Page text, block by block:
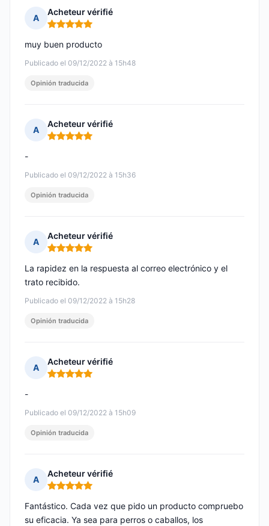
A
Acheteur vérifié
Nota: 5 de 5
Publicado el 09/12/2022 à 15h48
muy buen producto
Opinión traducida
A
Acheteur vérifié
Nota: 5 de 5
Publicado el 09/12/2022 à 15h36
-
Opinión traducida
A
Acheteur vérifié
Nota: 5 de 5
Publicado el 09/12/2022 à 15h28
La rapidez en la respuesta al correo electrónico y el
trato recibido.
Opinión traducida
A
Acheteur vérifié
Nota: 5 de 5
Publicado el 09/12/2022 à 15h09
-
Opinión traducida
A
Acheteur vérifié
Nota: 5 de 5
Fantástico. Cada vez que pido un producto compruebo
su eficacia. Ya sea para perros o caballos, los